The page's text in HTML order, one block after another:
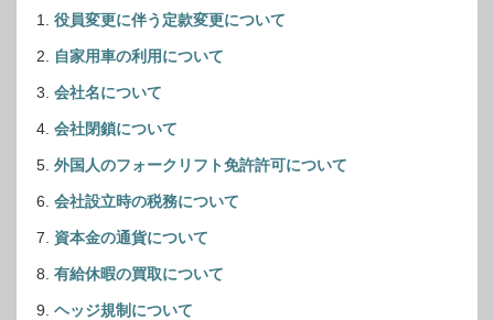
役員変更に伴う定款変更について
自家用車の利用について
会社名について
会社閉鎖について
外国人のフォークリフト免許許可について
会社設立時の税務について
資本金の通貨について
有給休暇の買取について
ヘッジ規制について